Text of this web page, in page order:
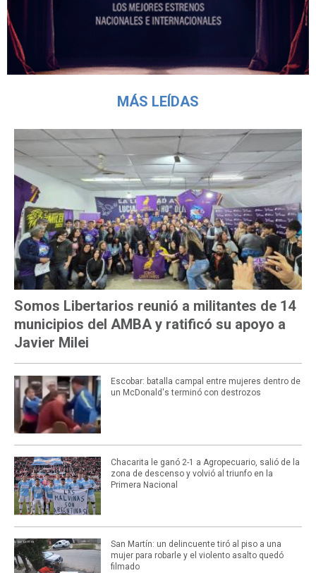
MÁS LEÍDAS
Somos Libertarios reunió a militantes de 14
municipios del AMBA y ratificó su apoyo a
Javier Milei
Escobar: batalla campal entre mujeres dentro de
un McDonald's terminó con destrozos
Chacarita le ganó 2-1 a Agropecuario, salió de la
zona de descenso y volvió al triunfo en la
Primera Nacional
San Martín: un delincuente tiró al piso a una
mujer para robarle y el violento asalto quedó
filmado